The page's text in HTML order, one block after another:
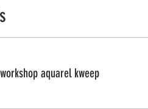
mengbord, liefst porcelein i.p.v. plastiek
synthetisch borsteltje (liefst niet breder
oud borsteltje om verf te mengen.
aquarelpapier en aquarelverf, dan
aquarel kweep